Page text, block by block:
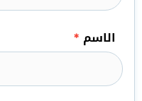
الاسم *